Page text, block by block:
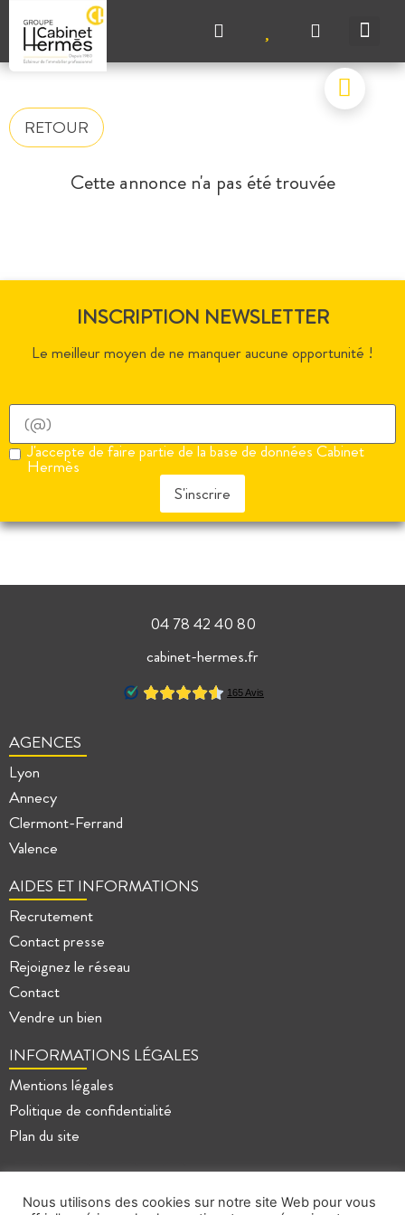
RETOUR
Cette annonce n'a pas été trouvée
INSCRIPTION NEWSLETTER
Le meilleur moyen de ne manquer aucune opportunité !
J'accepte de faire partie de la base de données Cabinet
Hermès
S'inscrire
04 78 42 40 80
cabinet-hermes.fr
AGENCES
Lyon
Annecy
Clermont-Ferrand
Valence
AIDES ET INFORMATIONS
Recrutement
Contact presse
Rejoignez le réseau
Contact
Vendre un bien
INFORMATIONS LÉGALES
Mentions légales
Politique de confidentialité
Plan du site
Nous utilisons des cookies sur notre site Web pour vous